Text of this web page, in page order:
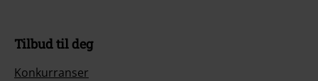
Tilbud til deg
Konkurranser